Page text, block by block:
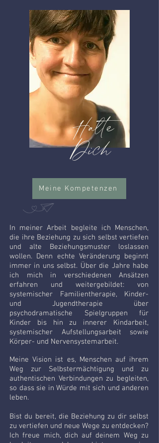
Halte
Dich
Meine Kompetenzen
In meiner Arbeit begleite ich Menschen,
die ihre Beziehung zu sich selbst vertiefen
und alte Beziehungsmuster loslassen
wollen. Denn echte Veränderung beginnt
immer in uns selbst. Über die Jahre habe
ich mich in verschiedenen Ansätzen
erfahren und weitergebildet: von
systemischer Familientherapie, Kinder-
und Jugendtherapie über
psychodramatische Spielgruppen für
Kinder bis hin zu innerer Kindarbeit,
systemischer Aufstellungsarbeit sowie
Körper- und Nervensystemarbeit.
Meine Vision ist es, Menschen auf ihrem
Weg zur Selbstermächtigung und zu
authentischen Verbindungen zu begleiten,
so dass sie in Würde mit sich und anderen
leben.
Bist du bereit, die Beziehung zu dir selbst
zu vertiefen und neue Wege zu entdecken?
Ich freue mich, dich auf deinem Weg zu